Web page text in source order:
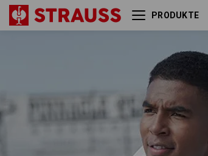
PRODUKTE
Winter Softshelljacke